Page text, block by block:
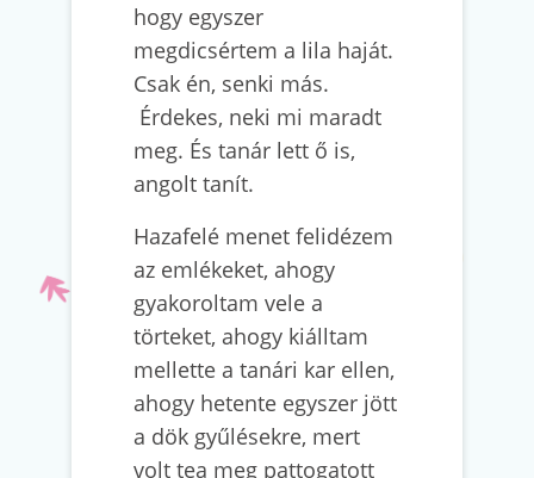
hogy egyszer
megdicsértem a lila haját.
Csak én, senki más.
Érdekes, neki mi maradt
meg. És tanár lett ő is,
angolt tanít.
Hazafelé menet felidézem
az emlékeket, ahogy
gyakoroltam vele a
törteket, ahogy kiálltam
mellette a tanári kar ellen,
ahogy hetente egyszer jött
a dök gyűlésekre, mert
volt tea meg pattogatott